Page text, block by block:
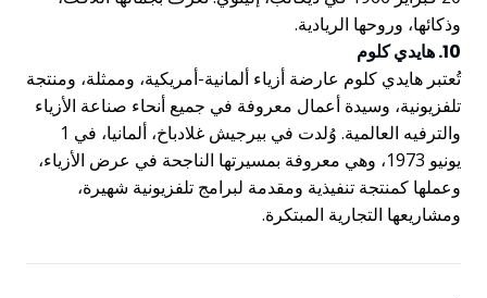
وذكائها، وروحها الريادية.
10. هايدي كلوم
تُعتبر هايدي كلوم عارضة أزياء ألمانية-أمريكية، وممثلة، ومنتجة
تلفزيونية، وسيدة أعمال معروفة في جميع أنحاء صناعة الأزياء
والترفيه العالمية. وُلدت في بيرجيش غلادباخ، ألمانيا، في 1
يونيو 1973، وهي معروفة بمسيرتها الناجحة في عرض الأزياء،
وعملها كمنتجة تنفيذية ومقدمة لبرامج تلفزيونية شهيرة،
ومشاريعها التجارية المبتكرة.